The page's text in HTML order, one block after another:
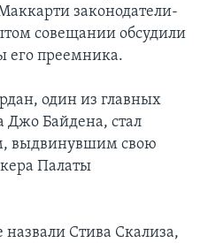
законодатели-
совещании обсудили
его преемника.
один из главных
Джо Байдена, стал
выдвинувшим свою
Палаты
Стива Скализа,